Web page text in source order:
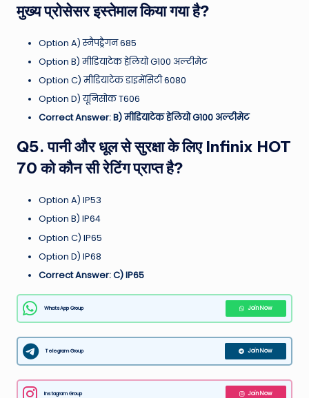
मुख्य प्रोसेसर इस्तेमाल किया गया है?
Option A) स्नैपड्रैगन 685
Option B) मीडियाटेक हेलियो G100 अल्टीमेट
Option C) मीडियाटेक डाइमेंसिटी 6080
Option D) यूनिसोक T606
Correct Answer: B) मीडियाटेक हेलियो G100 अल्टीमेट
Q5. पानी और धूल से सुरक्षा के लिए Infinix HOT
70 को कौन सी रेटिंग प्राप्त है?
Option A) IP53
Option B) IP64
Option C) IP65
Option D) IP68
Correct Answer: C) IP65
WhatsApp Group Join Now
Telegram Group Join Now
Instagram Group Join Now